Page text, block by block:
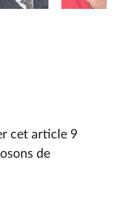
cet article 9
de